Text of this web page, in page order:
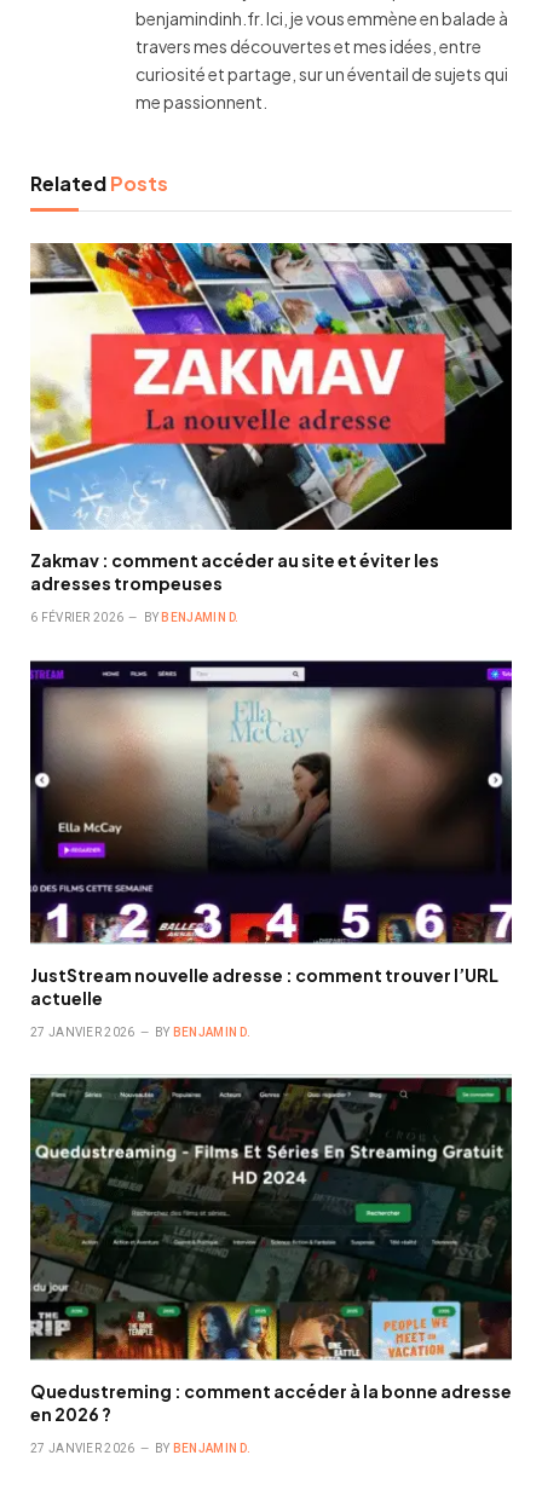
benjamindinh.fr. Ici, je vous emmène en balade à
travers mes découvertes et mes idées, entre
curiosité et partage, sur un éventail de sujets qui
me passionnent.
RelatedPosts
Zakmav : comment accéder au site et éviter les
adresses trompeuses
6 FÉVRIER 2026 BY BENJAMIN D.
JustStream nouvelle adresse : comment trouver l’URL
actuelle
27 JANVIER 2026 BY BENJAMIN D.
Quedustreming : comment accéder à la bonne adresse
en 2026 ?
27 JANVIER 2026 BY BENJAMIN D.